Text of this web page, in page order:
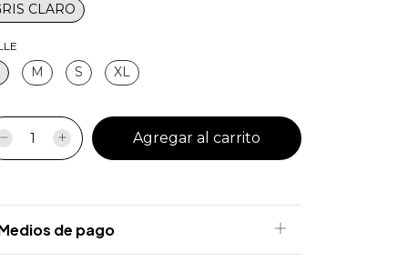
CLARO
M S XL
de pago